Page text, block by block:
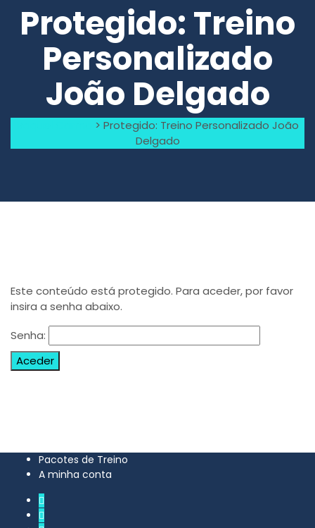
Protegido: Treino
Personalizado
João Delgado
> Protegido: Treino Personalizado João
Delgado
Este conteúdo está protegido. Para aceder, por favor
insira a senha abaixo.
Senha:
Pacotes de Treino
A minha conta